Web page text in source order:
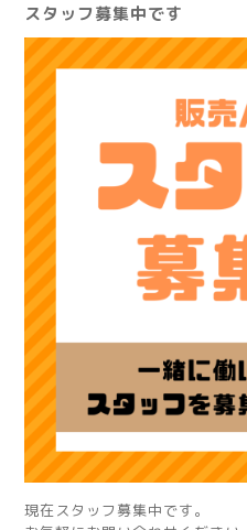
スタッフ募集中です
現在スタッフ募集中です。